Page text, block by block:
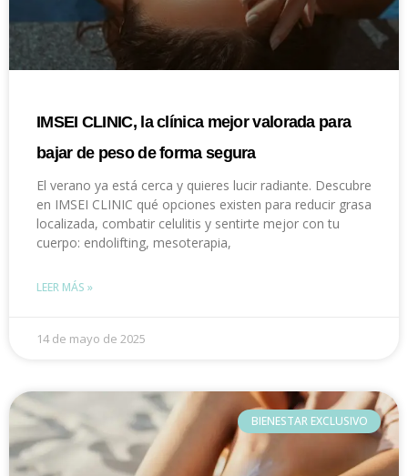
IMSEI CLINIC, la clínica mejor valorada para
bajar de peso de forma segura
El verano ya está cerca y quieres lucir radiante. Descubre
en IMSEI CLINIC qué opciones existen para reducir grasa
localizada, combatir celulitis y sentirte mejor con tu
cuerpo: endolifting, mesoterapia,
LEER MÁS »
14 de mayo de 2025
BIENESTAR EXCLUSIVO